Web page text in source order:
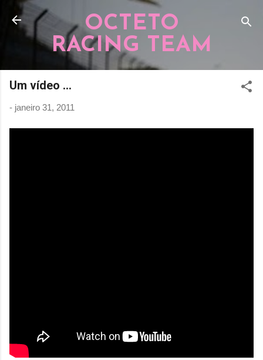
Pular para o conteúdo principal
OCTETO
RACING TEAM
Um vídeo ...
- janeiro 31, 2011